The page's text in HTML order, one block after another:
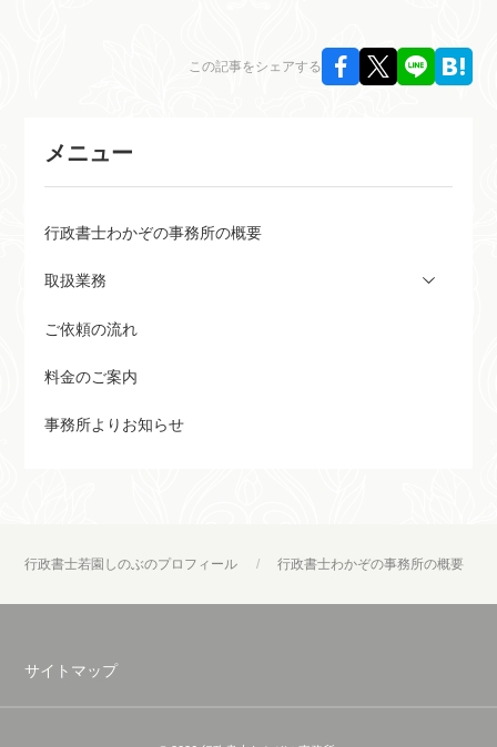
この記事をシェアする
メニュー
行政書士わかぞの事務所の概要
取扱業務
ご依頼の流れ
料金のご案内
事務所よりお知らせ
行政書士若園しのぶのプロフィール 行政書士わかぞの事務所の概要
サイトマップ